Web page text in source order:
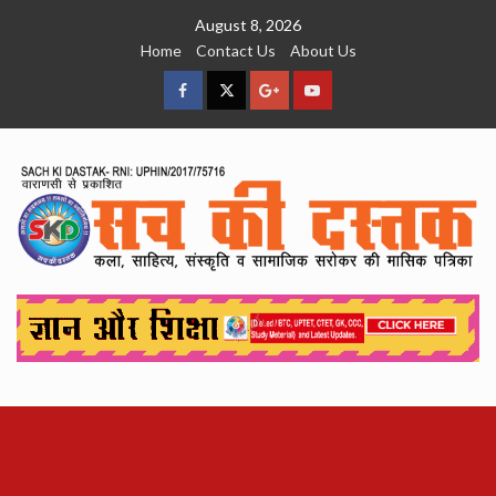
August 8, 2026
Home
Contact Us About Us
facebookTwitterGoogleYouTube